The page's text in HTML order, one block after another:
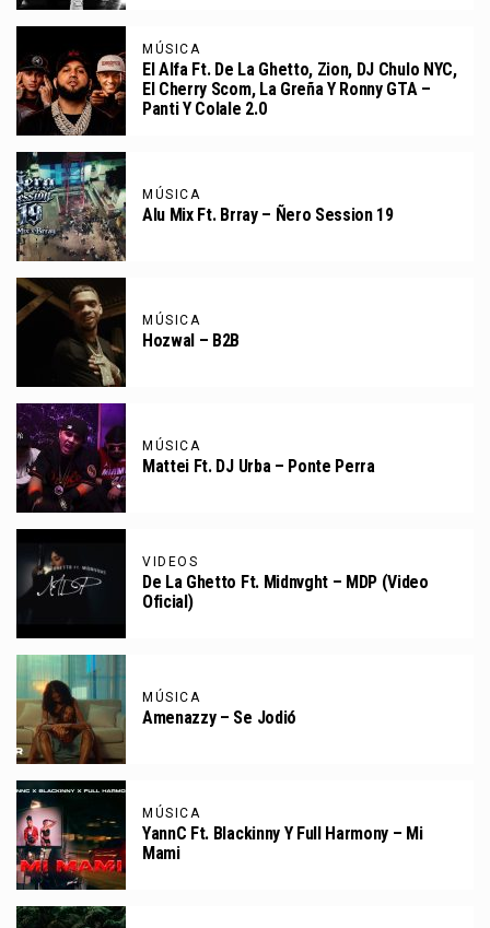
MÚSICA
El Alfa Ft. De La Ghetto, Zion, DJ Chulo NYC,
El Cherry Scom, La Greña Y Ronny GTA –
Panti Y Colale 2.0
MÚSICA
Alu Mix Ft. Brray – Ñero Session 19
MÚSICA
Hozwal – B2B
MÚSICA
Mattei Ft. DJ Urba – Ponte Perra
VIDEOS
De La Ghetto Ft. Midnvght – MDP (Video
Oficial)
MÚSICA
Amenazzy – Se Jodió
MÚSICA
YannC Ft. Blackinny Y Full Harmony – Mi
Mami